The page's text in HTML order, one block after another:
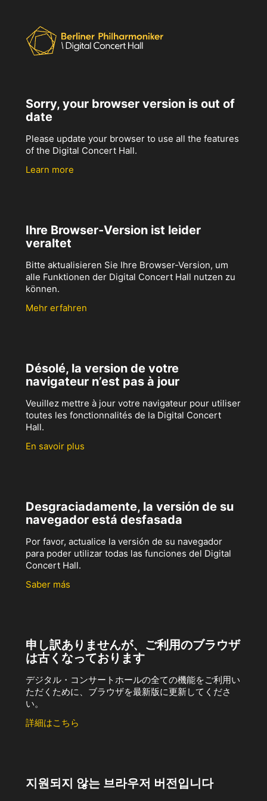
Sorry, your browser version is out of
date
Please update your browser to use all the features
of the Digital Concert Hall.
Learn more
Ihre Browser-Version ist leider
veraltet
Bitte aktualisieren Sie Ihre Browser-Version, um
alle Funktionen der Digital Concert Hall nutzen zu
können.
Mehr erfahren
Désolé, la version de votre
navigateur n’est pas à jour
Veuillez mettre à jour votre navigateur pour utiliser
toutes les fonctionnalités de la Digital Concert
Hall.
En savoir plus
Desgraciadamente, la versión de su
navegador está desfasada
Por favor, actualice la versión de su navegador
para poder utilizar todas las funciones del Digital
Concert Hall.
Saber más
申し訳ありませんが、ご利用のブラウザ
は古くなっております
デジタル・コンサートホールの全ての機能をご利用い
ただくために、ブラウザを最新版に更新してくださ
い。
詳細はこちら
지원되지 않는 브라우저 버전입니다